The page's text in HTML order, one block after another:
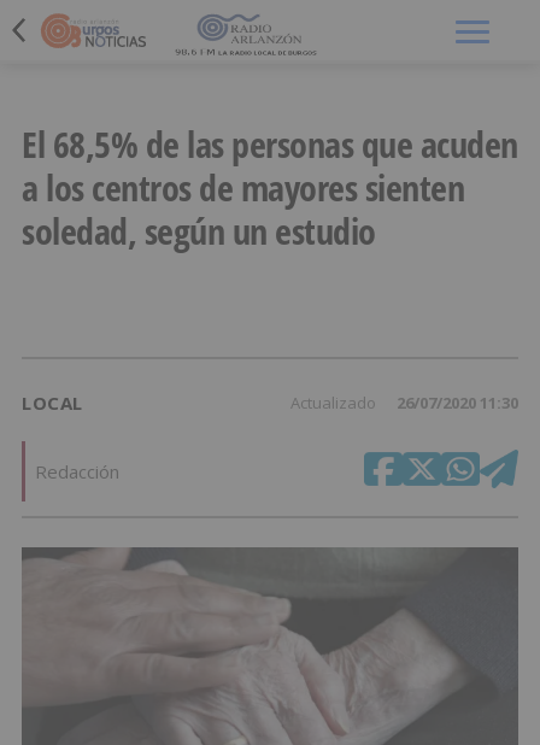
El 68,5% de las personas que acuden
a los centros de mayores sienten
soledad, según un estudio
LOCAL Actualizado 26/07/2020 11:30
Redacción